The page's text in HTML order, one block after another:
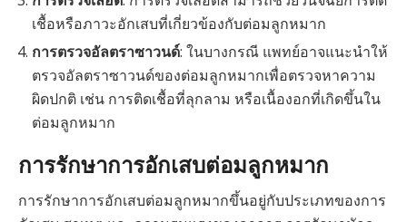
เชื้อหรือภาวะอักเสบที่เกี่ยวข้องกับต่อมลูกหมาก
การตรวจอัลตราซาวนด์: ในบางกรณี แพทย์อาจแนะนำให้
ตรวจอัลตราซาวนด์ของต่อมลูกหมากเพื่อตรวจหาความ
ผิดปกติ เช่น การติดเชื้อที่ลุกลาม หรือเนื้องอกที่เกิดขึ้นใน
ต่อมลูกหมาก
การรักษาการอักเสบต่อมลูกหมาก
การรักษาการอักเสบต่อมลูกหมากขึ้นอยู่กับประเภทของการ